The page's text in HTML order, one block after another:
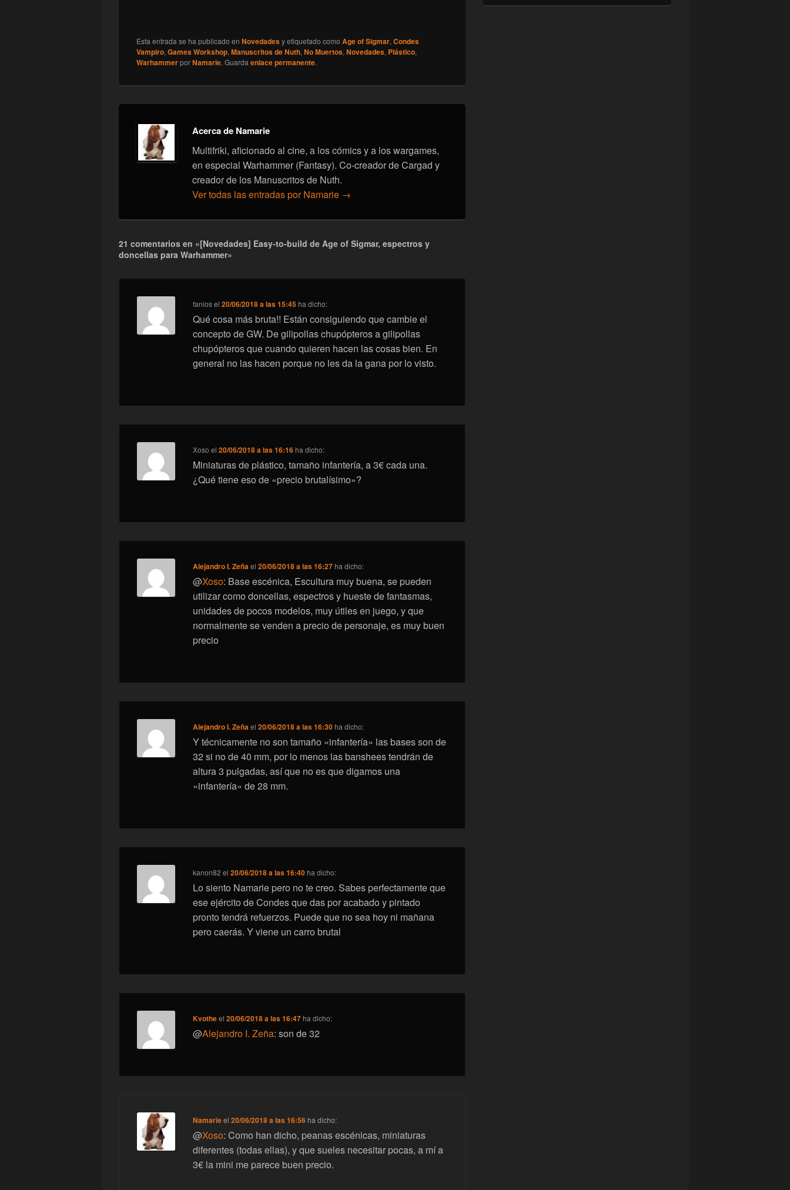
Esta entrada se ha publicado en Novedadesy etiquetado como Age of Sigmar, Condes
Vampiro, Games Workshop, Manuscritos de Nuth, No Muertos, Novedades, Plástico,
WarhammerporNamarie. Guarda enlace permanente.
Acerca de Namarie
Multifriki, aficionado al cine, a los cómics y a los wargames,
en especial Warhammer (Fantasy). Co-creador de Cargad y
creador de los Manuscritos de Nuth.
Ver todas las entradas por Namarie →
21 comentarios en «[Novedades] Easy-to-build de Age of Sigmar, espectros y
doncellas para Warhammer»
faniosel20/06/2018 a las 15:45ha dicho:
Qué cosa más bruta!! Están consiguiendo que cambie el
concepto de GW. De gilipollas chupópteros a gilipollas
chupópteros que cuando quieren hacen las cosas bien. En
general no las hacen porque no les da la gana por lo visto.
Xoso el20/06/2018 a las 16:16ha dicho:
Miniaturas de plástico, tamaño infantería, a 3€ cada una.
¿Qué tiene eso de «precio brutalísimo»?
Alejandro I. Zeñael20/06/2018 a las 16:27ha dicho:
@Xoso: Base escénica, Escultura muy buena, se pueden
utilizar como doncellas, espectros y hueste de fantasmas,
unidades de pocos modelos, muy útiles en juego, y que
normalmente se venden a precio de personaje, es muy buen
precio
Alejandro I. Zeñael20/06/2018 a las 16:30ha dicho:
Y técnicamente no son tamaño «infantería» las bases son de
32 si no de 40 mm, por lo menos las banshees tendrán de
altura 3 pulgadas, así que no es que digamos una
«infantería» de 28 mm.
kanon82 el20/06/2018 a las 16:40ha dicho:
Lo siento Namarie pero no te creo. Sabes perfectamente que
ese ejército de Condes que das por acabado y pintado
pronto tendrá refuerzos. Puede que no sea hoy ni mañana
pero caerás. Y viene un carro brutal
Kvotheel20/06/2018 a las 16:47ha dicho:
@Alejandro I. Zeña: son de 32
Namarieel20/06/2018 a las 16:56 ha dicho:
@Xoso: Como han dicho, peanas escénicas, miniaturas
diferentes (todas ellas), y que sueles necesitar pocas, a mí a
3€ la mini me parece buen precio.